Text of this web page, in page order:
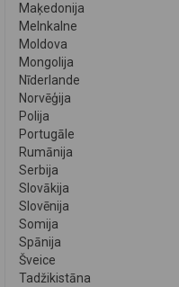
Maķedonija
Melnkalne
Moldova
Mongolija
Nīderlande
Norvēģija
Polija
Portugāle
Rumānija
Serbija
Slovākija
Slovēnija
Somija
Spānija
Šveice
Tadžikistāna